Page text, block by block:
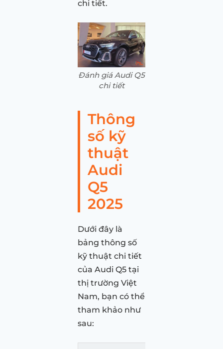
chi tiết.
Đánh giá Audi Q5
chi tiết
Thông
số kỹ
thuật
Audi
Q5
2025
Dưới đây là
bảng thông số
kỹ thuật chi tiết
của Audi Q5 tại
thị trường Việt
Nam, bạn có thể
tham khảo như
sau: